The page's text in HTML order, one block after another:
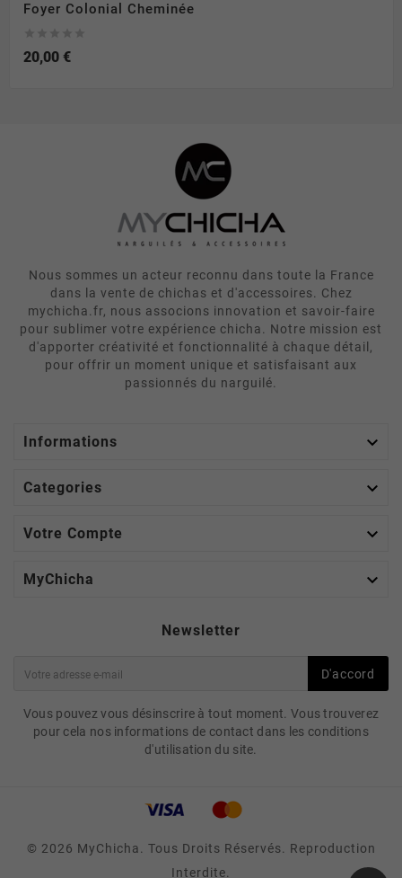
Foyer Colonial Cheminée
20,00 €
Nous sommes un acteur reconnu dans toute la France
dans la vente de chichas et d'accessoires. Chez
mychicha.fr, nous associons innovation et savoir-faire
pour sublimer votre expérience chicha. Notre mission est
d'apporter créativité et fonctionnalité à chaque détail,
pour offrir un moment unique et satisfaisant aux
passionnés du narguilé.
Informations 
Categories 
Votre Compte 
MyChicha 
Newsletter
D'accord
Vous pouvez vous désinscrire à tout moment. Vous trouverez
pour cela nos informations de contact dans les conditions
d'utilisation du site.
© 2026 MyChicha. Tous Droits Réservés. Reproduction
Interdite.